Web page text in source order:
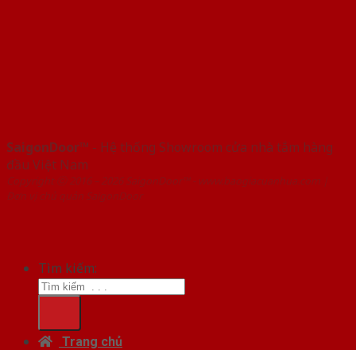
SaigonDoor™ - Hệ thống Showroom cửa nhà tắm hàng
đầu Việt Nam
Copyright ⓒ 2016 – 2026 SaigonDoor™ - www.baogiacuanhua.com |
Đơn vị chủ quản SaigonDoor
Tìm kiếm:
Trang chủ